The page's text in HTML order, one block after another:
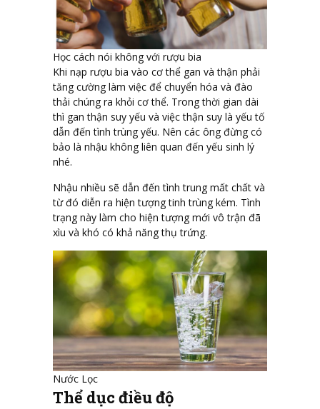
Học cách nói không với rượu bia
Khi nạp rượu bia vào cơ thể gan và thận phải
tăng cường làm việc để chuyển hóa và đào
thải chúng ra khỏi cơ thể. Trong thời gian dài
thì gan thận suy yếu và việc thận suy là yếu tố
dẫn đến tình trùng yếu. Nên các ông đừng có
bảo là nhậu không liên quan đến yếu sinh lý
nhé.
Nhậu nhiều sẽ dẫn đến tình trung mất chất và
từ đó diễn ra hiện tượng tinh trùng kém. Tình
trạng này làm cho hiện tượng mới vô trận đã
xìu và khó có khả năng thụ trứng.
Nước Lọc
Thể dục điều độ